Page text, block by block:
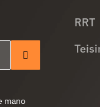
Prenumeruoti
mano
RRT